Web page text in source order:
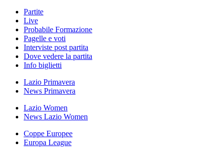
Partite
Live
Probabile Formazione
Pagelle e voti
Interviste post partita
Dove vedere la partita
Info biglietti
Lazio Primavera
News Primavera
Lazio Women
News Lazio Women
Coppe Europee
Europa League